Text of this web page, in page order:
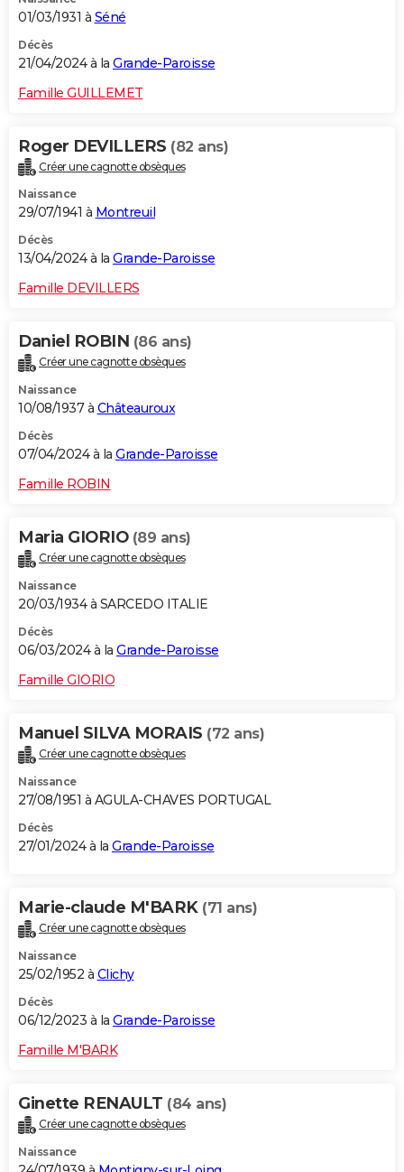
01/03/1931 à Séné
Décès
21/04/2024 à la Grande-Paroisse
Famille GUILLEMET
Roger DEVILLERS (82 ans)
Créer une cagnotte obsèques
Naissance
29/07/1941 à Montreuil
Décès
13/04/2024 à la Grande-Paroisse
Famille DEVILLERS
Daniel ROBIN (86 ans)
Créer une cagnotte obsèques
Naissance
10/08/1937 à Châteauroux
Décès
07/04/2024 à la Grande-Paroisse
Famille ROBIN
Maria GIORIO (89 ans)
Créer une cagnotte obsèques
Naissance
20/03/1934 à SARCEDO ITALIE
Décès
06/03/2024 à la Grande-Paroisse
Famille GIORIO
Manuel SILVA MORAIS (72 ans)
Créer une cagnotte obsèques
Naissance
27/08/1951 à AGULA-CHAVES PORTUGAL
Décès
27/01/2024 à la Grande-Paroisse
Marie-claude M'BARK (71 ans)
Créer une cagnotte obsèques
Naissance
25/02/1952 à Clichy
Décès
06/12/2023 à la Grande-Paroisse
Famille M'BARK
Ginette RENAULT (84 ans)
Créer une cagnotte obsèques
Naissance